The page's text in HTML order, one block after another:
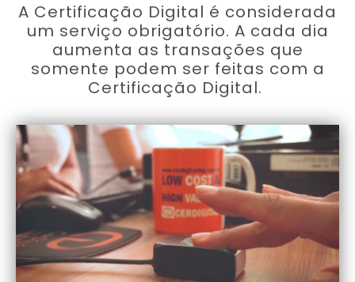
A Certificação Digital é considerada
um serviço obrigatório. A cada dia
aumenta as transações que
somente podem ser feitas com a
Certificação Digital.